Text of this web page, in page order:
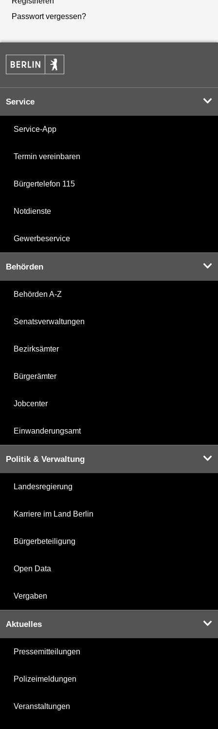
Passwort vergessen?
Service
Service-App
Termin vereinbaren
Bürgertelefon 115
Notdienste
Gewerbeservice
Behörden
Behörden A-Z
Senatsverwaltungen
Bezirksämter
Bürgerämter
Jobcenter
Einwanderungsamt
Politik & Verwaltung
Landesregierung
Karriere im Land Berlin
Bürgerbeteiligung
Open Data
Vergaben
Aktuelles
Pressemitteilungen
Polizeimeldungen
Veranstaltungen